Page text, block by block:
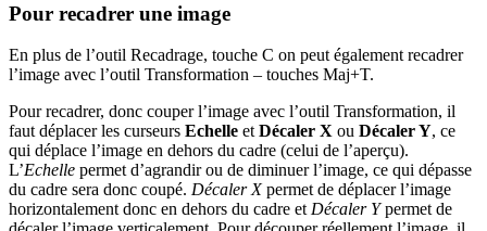
Pour recadrer une image
En plus de l’outil Recadrage, touche C on peut également recadrer
l’image avec l’outil Transformation – touches Maj+T.
Pour recadrer, donc couper l’image avec l’outil Transformation, il
faut déplacer les curseurs Echelle etDécaler X ou Décaler Y, ce
qui déplace l’image en dehors du cadre (celui de l’aperçu).
L’Echelle permet d’agrandir ou de diminuer l’image, ce qui dépasse
du cadre sera donc coupé. Décaler Xpermet de déplacer l’image
horizontalement donc en dehors du cadre etDécaler Ypermet de